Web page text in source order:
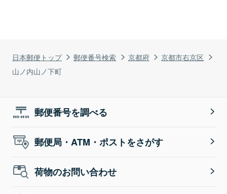
日本郵便トップ 郵便番号検索 京都府
京都市右京区
山ノ内山ノ下町
郵便番号を調べる
郵便局・ATM・ポストをさがす
荷物のお問い合わせ